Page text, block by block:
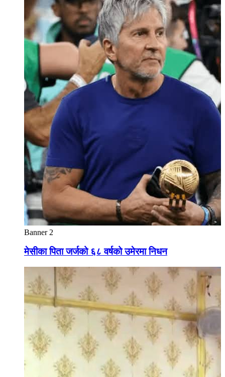
Banner 2
मेसीका पिता जर्जको ६८ वर्षको उमेरमा निधन